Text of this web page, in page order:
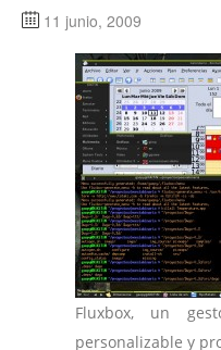
11 junio, 2009
Fluxbox, un
personalizable y